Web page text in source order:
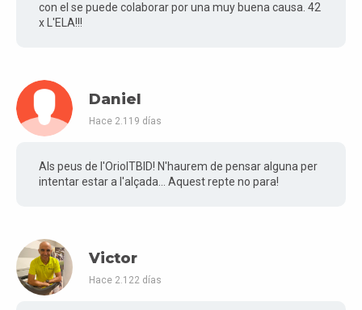
con el se puede colaborar por una muy buena causa. 42
x L'ELA!!!
Daniel
Hace 2.119 días
Als peus de l'OriolTBID! N'haurem de pensar alguna per
intentar estar a l'alçada... Aquest repte no para!
Victor
Hace 2.122 días